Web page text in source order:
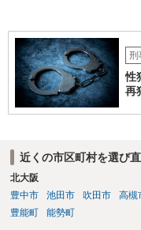
刑
性
再
近くの市区町村を選び
北大阪
豊中市
池田市 吹田市 高槻
豊能町
能勢町